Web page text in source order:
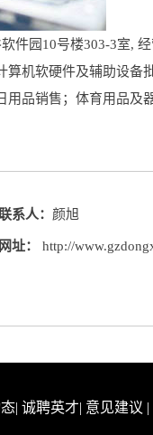
园10号楼303-3室,
机软硬件及辅助设备
品销售；体育用品及
系人： 颜旭
址： http://
| 诚聘英才| 意见建议 |